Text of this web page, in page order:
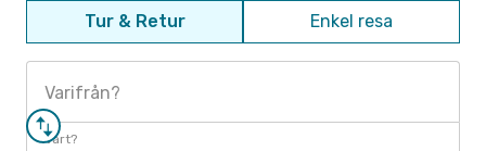
Tur & Retur Enkel resa
Varifrån?
Vart?